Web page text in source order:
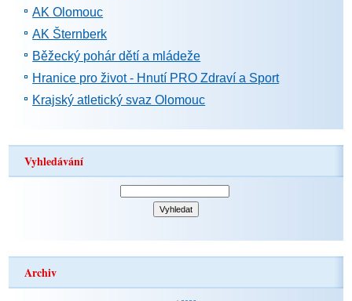
AK Olomouc
AK Šternberk
Běžecký pohár dětí a mládeže
Hranice pro život - Hnutí PRO Zdraví a Sport
Krajský atletický svaz Olomouc
Vyhledávání
Archiv